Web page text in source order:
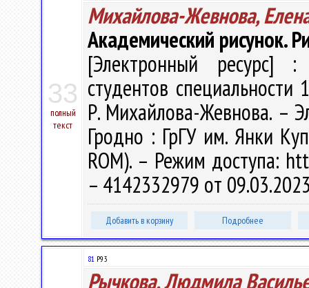
33
полный
текст
Михайлова-Жевнова,
Академический рисунок.
[Электронный ресурс] :
студентов
Р. Михайлова-Жевнова. –
Гродно : ГрГУ им. Янки
ROM). – Режим доступа:
– 4142332979 от
Добавить в корзину Подробнее
81 Р93
Рычкова, Людмила